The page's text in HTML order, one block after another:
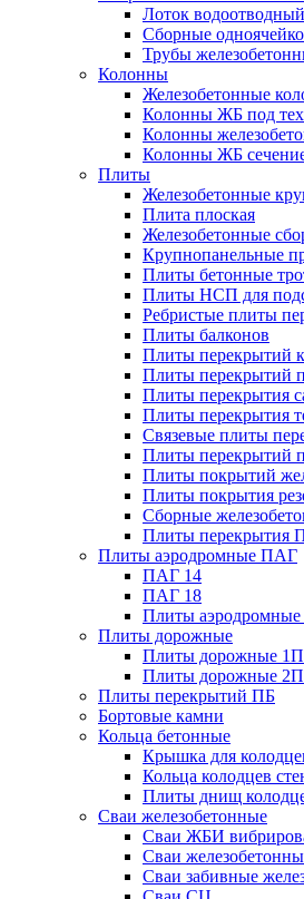
Лоток
Сборные
Трубы
Колонны
Железобетонные
Колонны ЖБ под
Колонны
Колонны ЖБ
Плиты
Железобетонные
Плита плоская
Железобетонные
Крупнопанельные
Плиты бетонные
Плиты НСП для
Ребристые плиты
Плиты балконов
Плиты перекрытий
Плиты перекрытий
Плиты перекрытия
Плиты перекрытия
Связевые плиты
Плиты перекрытий
Плиты покрытий
Плиты покрытия
Сборные
Плиты перекрытия
Плиты аэродромные ПАГ
ПАГ 14
ПАГ 18
Плиты
Плиты дорожные
Плиты дорожные 1П
Плиты дорожные 2П
Плиты перекрытий ПБ
Бортовые камни
Кольца бетонные
Крышка для
Кольца колодцев
Плиты днищ
Сваи железобетонные
Сваи ЖБИ
Сваи
Сваи забивные